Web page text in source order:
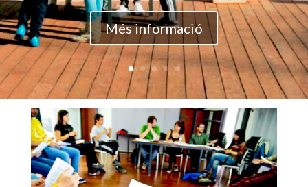
Més informació
guranca-daccidents/